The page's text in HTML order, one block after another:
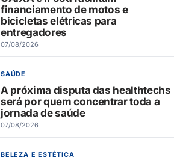
financiamento de motos e
bicicletas elétricas para
entregadores
07/08/2026
SAÚDE
A próxima disputa das healthtechs
será por quem concentrar toda a
jornada de saúde
07/08/2026
BELEZA E ESTÉTICA